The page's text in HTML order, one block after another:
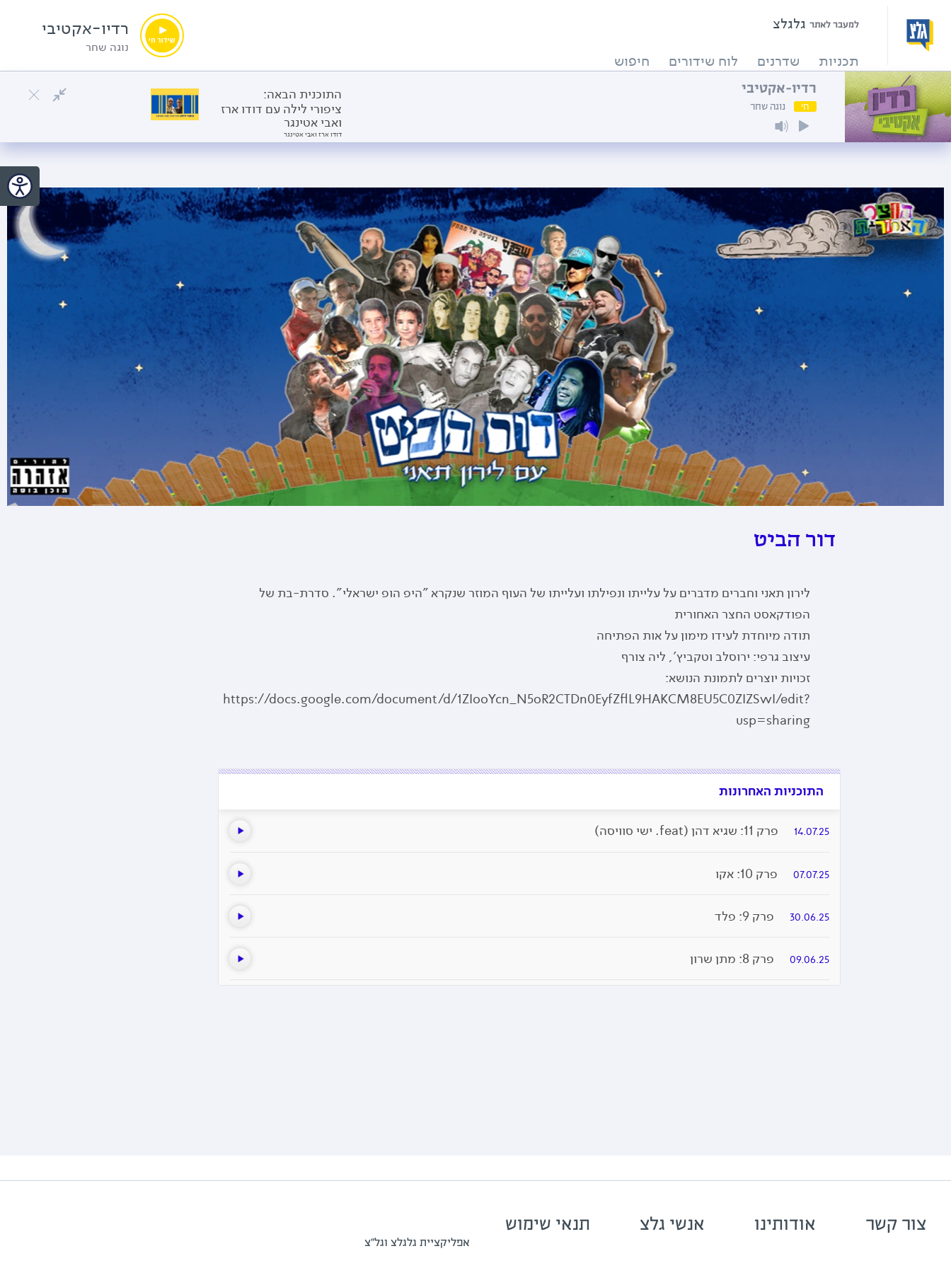
למעבר לאתר גלגלצ
תכניות
שדרנים לוח שידורים חיפוש
רדיו-אקטיבי
נוגה שחר
רדיו-אקטיבי
חי נוגה שחר
התוכנית הבאה:
ציפורי לילה עם דודו ארז
ואבי אטינגר
דודו ארז ואבי אטינגר
דור הביט
לירון תאני וחברים מדברים על עלייתו ונפילתו ועלייתו של העוף המוזר שנקרא "היפ הופ ישראלי". סדרת-בת של
הפודקאסט החצר האחורית
תודה מיוחדת לעידו מימון על אות הפתיחה
עיצוב גרפי: ירוסלב וטקביץ', ליה צורף
זכויות יוצרים לתמונת הנושא:
https://docs.google.com/document/d/1ZIooYcn_N5oR2CTDn0EyfZflL9HAKCM8EU5C0ZIZSwI/edit?
usp=sharing
התוכניות האחרונות
14.07.25 פרק 11: שגיא דהן (feat. ישי סוויסה)
07.07.25 פרק 10: אקו
30.06.25 פרק 9: פלד
09.06.25 פרק 8: מתן שרון
צור קשר אודותינו אנשי גלצ תנאי שימוש
אפליקציית גלגלצ וגל"צ